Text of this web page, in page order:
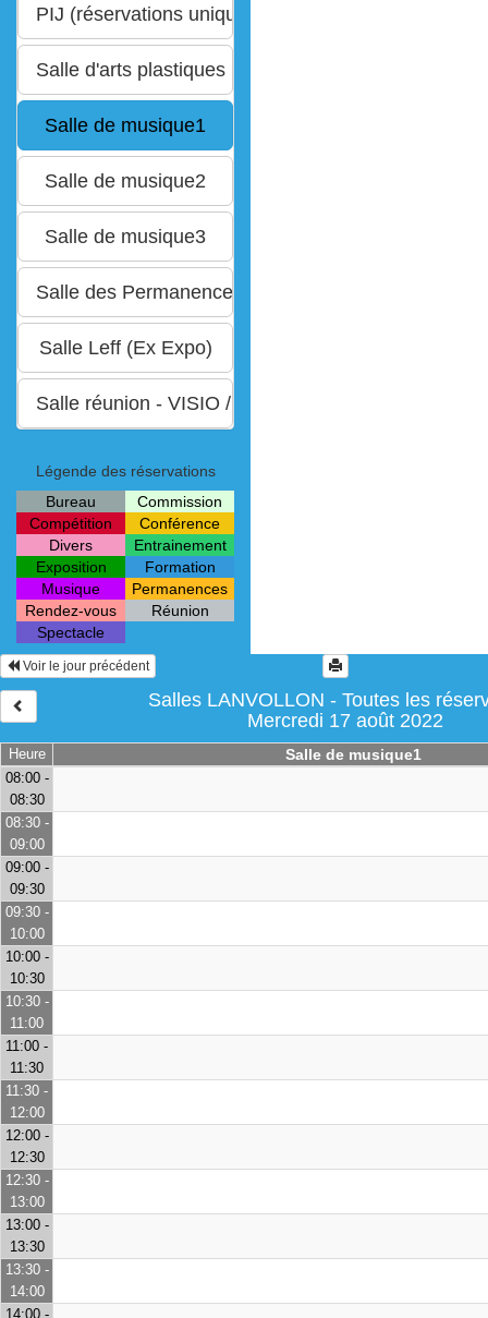
Légende des réservations
Bureau
Commission
Compétition
Conférence
Divers
Entrainement
Exposition
Formation
Musique
Permanences
Rendez-vous
Réunion
Spectacle
Voir le jour précédent
Salles LANVOLLON - Toutes les
Mercredi 17 août 2022
Heure Salle de musique1
08:00 -
08:30
08:30 -
09:00
09:00 -
09:30
09:30 -
10:00
10:00 -
10:30
10:30 -
11:00
11:00 -
11:30
11:30 -
12:00
12:00 -
12:30
12:30 -
13:00
13:00 -
13:30
13:30 -
14:00
14:00 -